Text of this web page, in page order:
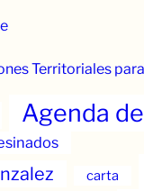
Territoriales
Agenda
carta